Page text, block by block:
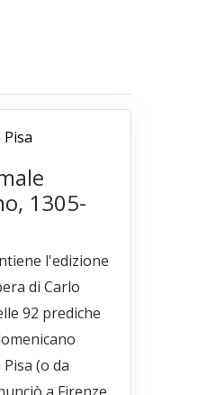
1305-
l'edizione
di Carlo
92 prediche
(o da